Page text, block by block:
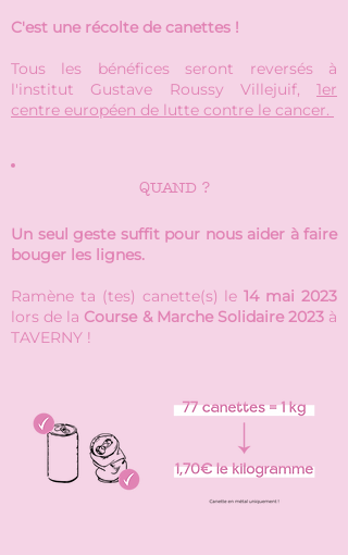
C'est une récolte de canettes !
Tous les bénéfices seront reversés à
l'institut Gustave Roussy Villejuif, 1er
centre européen de lutte contre le cancer.
QUAND ?
Un seul geste suffit pour nous aider à faire
bouger les lignes.
Ramène ta (tes) canette(s) le14 mai 2023
lors de la Course & Marche Solidaire 2023à
TAVERNY !